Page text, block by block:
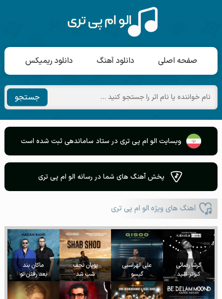
صفحه اصلی دانلود آهنگ دانلود ریمیکس
جستجو
وبسایت الو ام پی تری در ستاد ساماندهی ثبت شده است
پخش آهنگ های شما در رسانه الو ام پی تری
آهنگ های ویژه الو ام پی تری
گرشا رضائی
کبوتر امّید
علی لهراسبی
گیسو
پویان نجف
شب شد
ماکان بند
بعد رفتن تو